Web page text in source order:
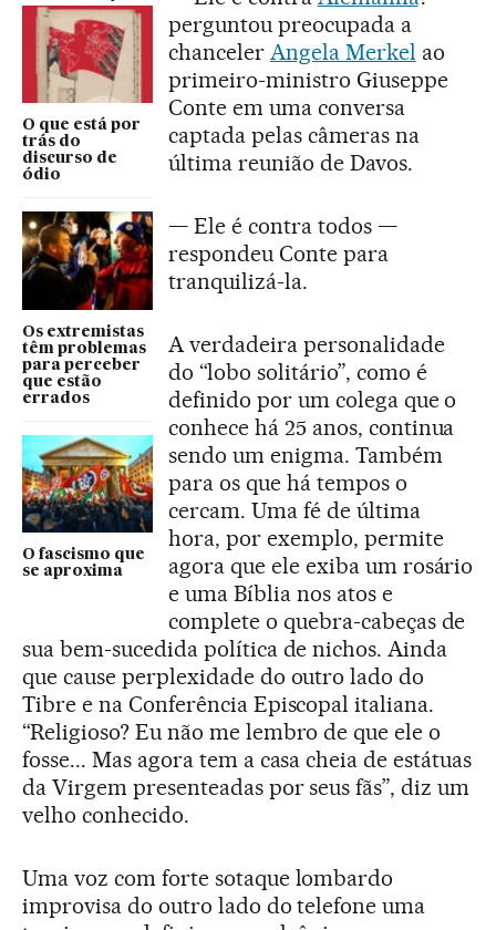
O que está por
trás do
discurso de
ódio
Os extremistas
têm problemas
para perceber
que estão
errados
O fascismo que
se aproxima
perguntou preocupada a
chanceler Angela Merkel ao
primeiro-ministro Giuseppe
Conte em uma conversa
captada pelas câmeras na
última reunião de Davos.
— Ele é contra todos —
respondeu Conte para
tranquilizá-la.
A verdadeira personalidade
do “lobo solitário”, como é
definido por um colega que o
conhece há 25 anos, continua
sendo um enigma. Também
para os que há tempos o
cercam. Uma fé de última
hora, por exemplo, permite
agora que ele exiba um rosário
e uma Bíblia nos atos e
complete o quebra-cabeças de
sua bem-sucedida política de nichos. Ainda
que cause perplexidade do outro lado do
Tibre e na Conferência Episcopal italiana.
“Religioso? Eu não me lembro de que ele o
fosse... Mas agora tem a casa cheia de estátuas
da Virgem presenteadas por seus fãs”, diz um
velho conhecido.
Uma voz com forte sotaque lombardo
improvisa do outro lado do telefone uma